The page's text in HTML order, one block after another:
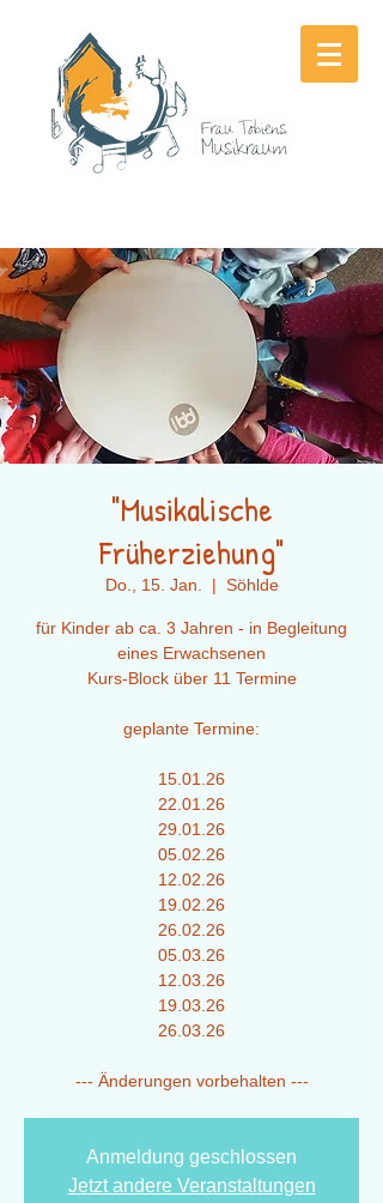
"Musikalische
Früherziehung"
Do., 15. Jan.
  |
Söhlde
für Kinder ab ca. 3 Jahren - in Begleitung
eines Erwachsenen
Kurs-Block über 11 Termine
geplante Termine:
15.01.26
22.01.26
29.01.26
05.02.26
12.02.26
19.02.26
26.02.26
05.03.26
12.03.26
19.03.26
26.03.26
--- Änderungen vorbehalten ---
Anmeldung geschlossen
Jetzt andere Veranstaltungen